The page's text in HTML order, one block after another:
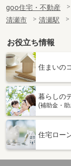
goo住宅・不動産
清瀬市
清瀬駅
お役立ち情報
住まいの
暮らしの
(補助金・
住宅ロー